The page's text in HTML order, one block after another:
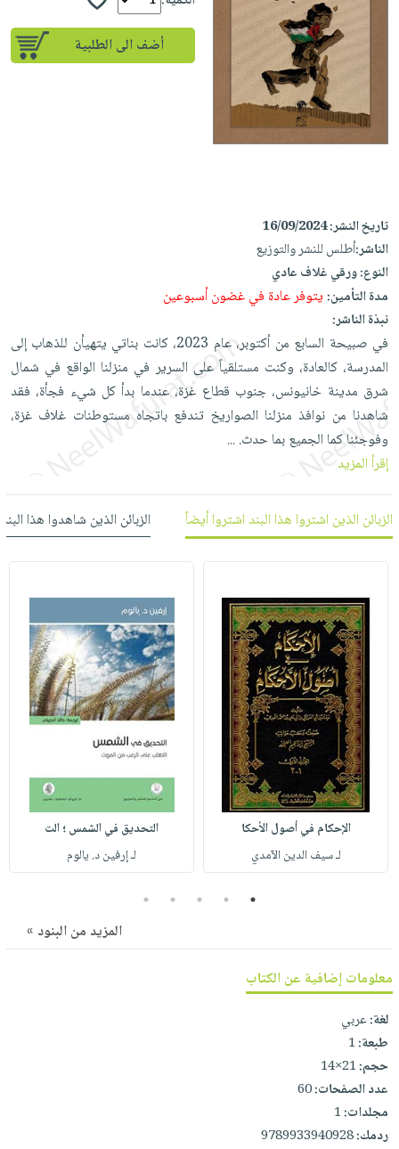
إختياراتنا
كتب
أكاديمية
صندوق
القراءة
English
iKitab
بلا
حدود
أسئلة
يتكرر
على
Android
تحميل
iKitab
على
Apple
أسئلة
يتكرر
طرحها
تحميل
masmu3
على
على
Apple
المواضيع
الأكثر
مبيعاً
إختياراتنا
وسائل
جوائز
تعليمية
الصحة
والعناية
الشخصية
العناية
الشخصية
العناية
وتصفيف
الشعر
العناية
بالجسم
العناية
بالأسنان
الحمية
والسفرة
جديد
الكل
أواني
الطهي
أدوات
الخبز
أدوات
المائدة
الأوعية
والتخزين
أدوات
متجر
الهدايا
أقسام
الأكثر
مبيعاً
العودة
اكسسوارات
كتب
اكسسوارات
اكسسوارات
ملابس
مطرزات
حقائب
حلي
عناية
بالذات
صابون
أطفال
مناسبات
شحن
مجاني
بنود
مختارة
كل
الاشتراكات
القراءة
iKitab
بلا
حدود
بحث
متقدم
وفرات
عن
الشركة
سياسة
الشركة
فيديوهات
أسئلة
انشر
كتابك
تواصل
معنا
حسابك
لائحة
الأمنيات
عربة
التسوق
أضف الى الطلبية
تاريخ النشر:16/09/2024
الناشر:أطلس للنشر والتوزيع
النوع:ورقي غلاف عادي
مدة التأمين:يتوفر عادة في غضون أسبوعين
نبذة الناشر:
في صبيحة السابع من أكتوبر، عام 2023، كانت بناتي يتهيأن للذهاب إلى
المدرسة، كالعادة، وكنت ‏مستلقياً على السرير في منزلنا الواقع في شمال
شرق مدينة خانيونس، جنوب قطاع غزة، عندما بدأ كل ‏شيء فجأة، فقد
شاهدنا من نوافذ منزلنا الصواريخ تندفع باتجاه مستوطنات غلاف غزة،
وفوجئنا كما ‏الجميع بما حدث....
إقرأ المزيد
الزبائن الذين اشتروا هذا البند اشتروا أيضاً الزبائن الذين شاهدوا هذا
الإحكام في أصول الأحكا
لـ سيف الدين الآمدي
التحديق في الشمس ؛ الت
لـ إرفين د. يالوم
1
2
3
4
5
المزيد من البنود »
معلومات إضافية عن الكتاب
لغة:عربي
طبعة:1
حجم:21×14
عدد الصفحات:60
مجلدات:1
ردمك:9789933940928